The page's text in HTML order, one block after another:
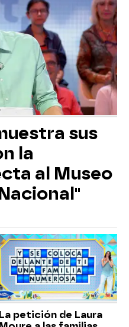
sus
la
al Museo
La petición de Laura